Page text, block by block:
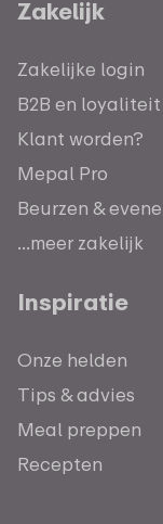
Zakelijk
Zakelijke login
B2B en loyaliteit
Klant worden?
Mepal Pro
Beurzen &
...meer zakelijk
Inspiratie
Onze helden
Tips & advies
Meal preppen
Recepten